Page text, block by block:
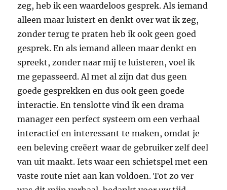
zeg, heb ik een waardeloos gesprek. Als iemand
alleen maar luistert en denkt over wat ik zeg,
zonder terug te praten heb ik ook geen goed
gesprek. En als iemand alleen maar denkt en
spreekt, zonder naar mij te luisteren, voel ik
me gepasseerd. Al met al zijn dat dus geen
goede gesprekken en dus ook geen goede
interactie. En tenslotte vind ik een drama
manager een perfect systeem om een verhaal
interactief en interessant te maken, omdat je
een beleving creëert waar de gebruiker zelf deel
van uit maakt. Iets waar een schietspel met een
vaste route niet aan kan voldoen. Tot zo ver